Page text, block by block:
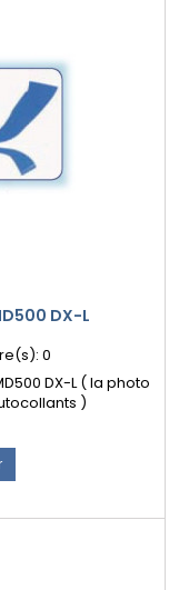
DX-L
0
DX-L ( la photo
)